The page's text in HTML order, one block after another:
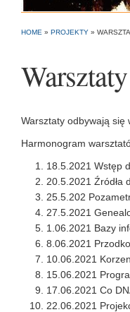
HOME » PROJEKTY »
Warsztaty odbywają się
Harmonogram
18.5.2021 Wstęp
20.5.2021 Źródła
25.5.202
27.5.2021
1.06.2021 Bazy
8.06.2021
10.06.2021
15.06.2021
17.06.2021 Co
22.06.2021